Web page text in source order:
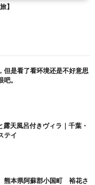
】
但是看了看环境还是不好意思
。
天風呂付きヴィラ｜千葉・
テイ
熊本県阿蘇郡小国町 裕花さ